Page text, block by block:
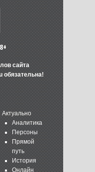
сайта
обязательна!
Актуально
Аналитика
Персоны
Прямой
путь
История
Онлайн